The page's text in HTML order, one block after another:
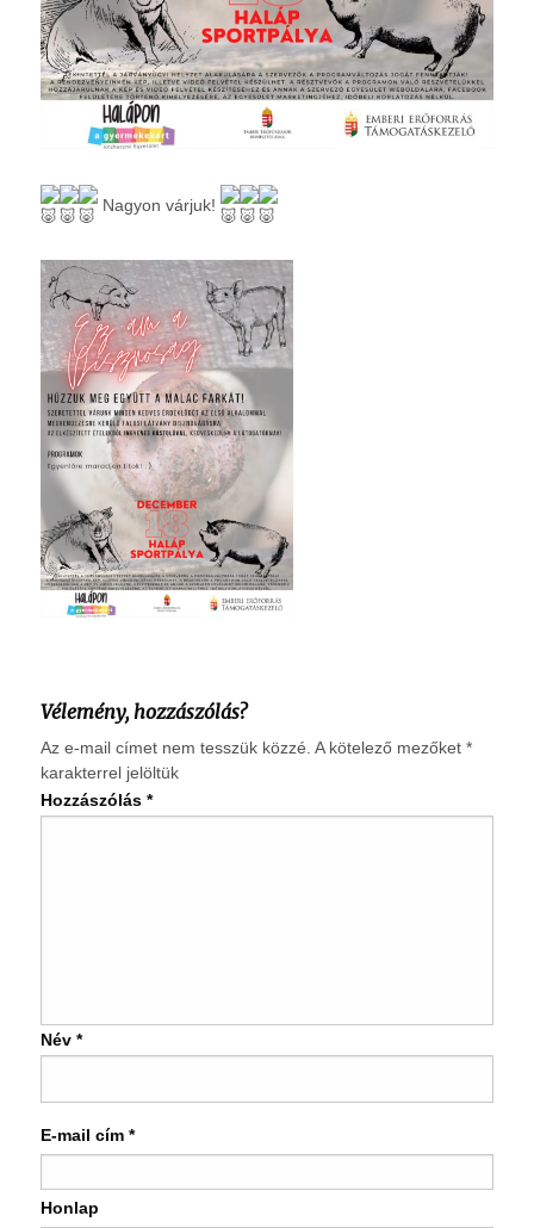
Nagyon várjuk!
Vélemény, hozzászólás?
Az e-mail címet nem tesszük közzé. A kötelező mezőket *
karakterrel jelöltük
Hozzászólás *
Név *
E-mail cím *
Honlap